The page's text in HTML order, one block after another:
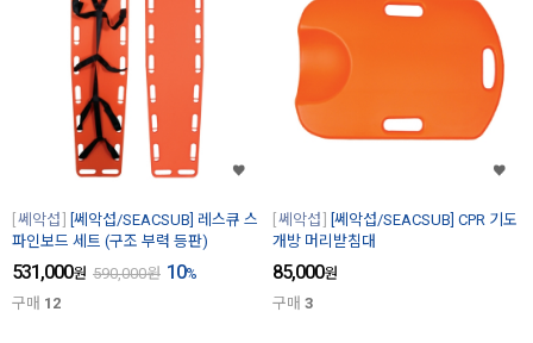
쎄악섭
[쎄악섭/SEACSUB] 레스큐 스
파인보드 세트 (구조 부력 등판)
531,000원 590,000원 10%
구매 12
쎄악섭
[쎄악섭/SEACSUB] CPR 기도
개방 머리받침대
85,000원
구매 3